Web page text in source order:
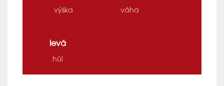
výška váha
levá
hůl